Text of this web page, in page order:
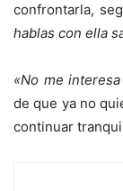
confrontarla,
hablas con ella
«No me
de que ya no
continuar